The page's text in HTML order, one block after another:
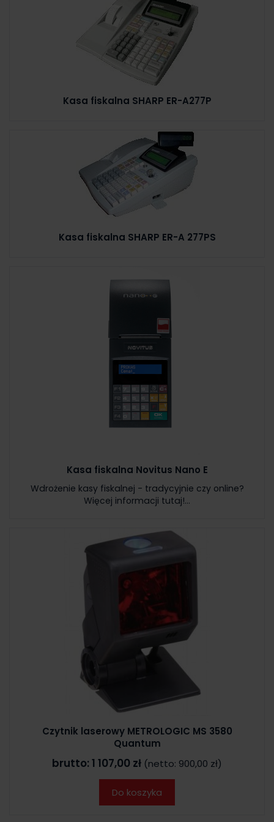
Kasa fiskalna SHARP ER-A277P
Kasa fiskalna SHARP ER-A 277PS
Kasa fiskalna Novitus Nano E
Wdrożenie kasy fiskalnej - tradycyjnie czy online?
Więcej informacji tutaj!...
Czytnik laserowy METROLOGIC MS 3580
Quantum
brutto: 1 107,00 zł (netto: 900,00 zł)
Do koszyka